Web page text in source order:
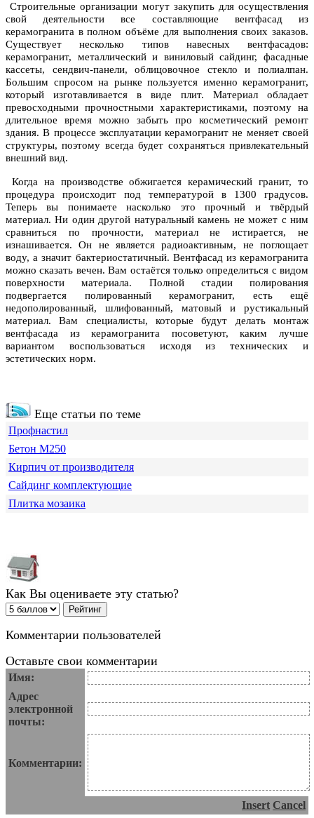
Строительные организации могут закупить для осуществления
свой деятельности все составляющие вентфасад из
керамогранита в полном объёме для выполнения своих заказов.
Существует несколько типов навесных вентфасадов:
керамогранит, металлический и виниловый сайдинг, фасадные
кассеты, сендвич-панели, облицовочное стекло и полиалпан.
Большим спросом на рынке пользуется именно керамогранит,
который изготавливается в виде плит. Материал обладает
превосходными прочностными характеристиками, поэтому на
длительное время можно забыть про косметический ремонт
здания. В процессе эксплуатации керамогранит не меняет своей
структуры, поэтому всегда будет сохраняться привлекательный
внешний вид.
Когда на производстве обжигается керамический гранит, то
процедура происходит под температурой в 1300 градусов.
Теперь вы понимаете насколько это прочный и твёрдый
материал. Ни один другой натуральный камень не может с ним
сравниться по прочности, материал не истирается, не
изнашивается. Он не является радиоактивным, не поглощает
воду, а значит бактериостатичный. Вентфасад из керамогранита
можно сказать вечен. Вам остаётся только определиться с видом
поверхности материала. Полной стадии полирования
подвергается полированный керамогранит, есть ещё
недополированный, шлифованный, матовый и рустикальный
материал. Вам специалисты, которые будут делать монтаж
вентфасада из керамогранита посоветуют, каким лучше
вариантом воспользоваться исходя из технических и
эстетических норм.
Еще статьи по теме
Профнастил
Бетон М250
Кирпич от производителя
Сайдинг комплектующие
Плитка мозаика
Как Вы оцениваете эту статью?
Комментарии пользователей
Оставьте свои комментарии
Имя:
Адрес
электронной
почты:
Комментарии:
Insert Cancel